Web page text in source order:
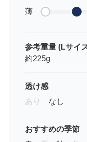
薄
参考重量 (Lサイ
約225g
透け感
あり
なし
おすすめの季節